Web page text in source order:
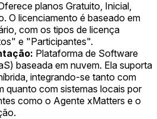
planos Gratuito, Inicial,
O licenciamento é baseado em
com os tipos de licença
e "Participantes".
Plataforma de Software
baseada em nuvem. Ela suporta
integrando-se tanto com
quanto com sistemas locais por
como o Agente xMatters e o